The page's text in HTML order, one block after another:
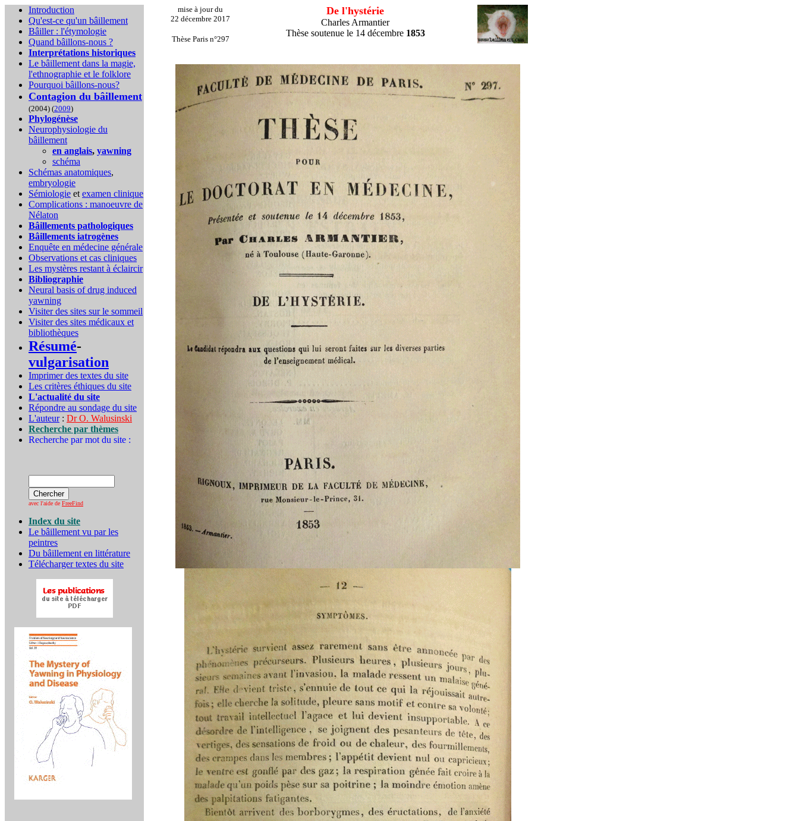
Introduction
Qu'est-ce qu'un bâillement
Bâiller : l'étymologie
Quand bâillons-nous ?
Interprétations historiques
Le bâillement dans la magie,
l'ethnographie et le folklore
Pourquoi bâillons-nous?
Contagion du bâillement
(2004) (2009)
Phylogénèse
Neurophysiologie du
bâillement
en anglais, yawning
schéma
Schémas anatomiques,
embryologie
Sémiologie et examen clinique
Complications : manoeuvre de
Nélaton
Bâillements pathologiques
Bâillements iatrogènes
Enquête en médecine générale
Observations et cas cliniques
Les mystères restant à éclaircir
Bibliographie
Neural basis of drug induced
yawning
Visiter des sites sur le sommeil
Visiter des sites médicaux et
bibliothèques
Résumé-
vulgarisation
Imprimer des textes du site
Les critères éthiques du site
L'actualité du site
Répondre au sondage du site
L'auteur: Dr O. Walusinski
Recherche par thèmes
Recherche par mot du site :
avec l'aide de FreeFind
Index du site
Le bâillement vu par les
peintres
Du bâillement en littérature
Télécharger textes du site
mise à jour du
22 décembre 2017
Thèse Paris n°297
De l'hystérie
Charles Armantier
Thèse soutenue le 14 décembre 1853